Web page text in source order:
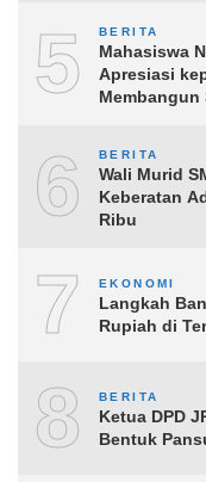
5 BERITA
Mahasiswa
Apresiasi
Membangun
6 BERITA
Wali Murid
Keberatan
Ribu
7 EKONOMI
Langkah
Rupiah di
8 BERITA
Ketua DPD
Bentuk